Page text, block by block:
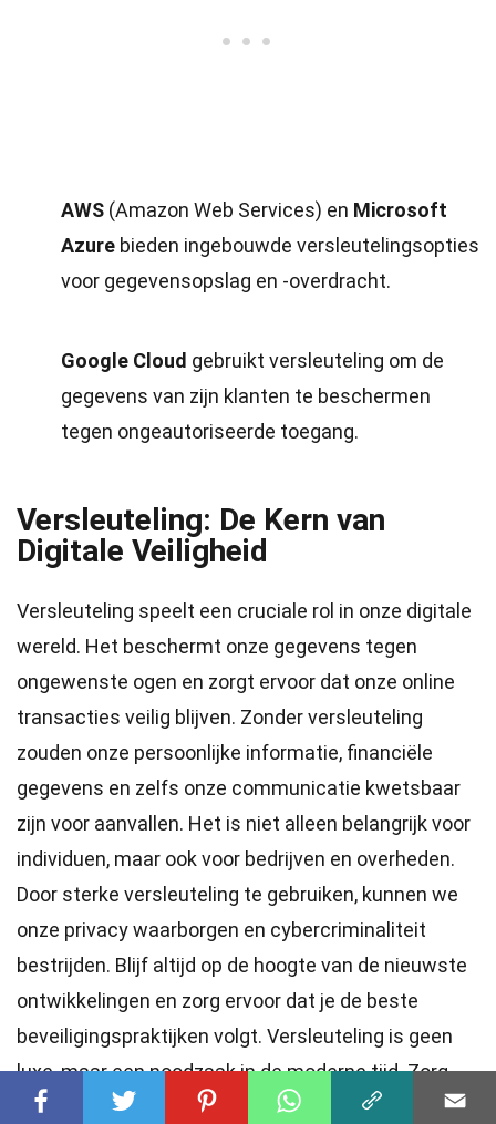
AWS (Amazon Web Services) en Microsoft
Azure bieden ingebouwde versleutelingsopties
voor gegevensopslag en -overdracht.
Google Cloud gebruikt versleuteling om de
gegevens van zijn klanten te beschermen
tegen ongeautoriseerde toegang.
Versleuteling: De Kern van
Digitale Veiligheid
Versleuteling speelt een cruciale rol in onze digitale
wereld. Het beschermt onze gegevens tegen
ongewenste ogen en zorgt ervoor dat onze online
transacties veilig blijven. Zonder versleuteling
zouden onze persoonlijke informatie, financiële
gegevens en zelfs onze communicatie kwetsbaar
zijn voor aanvallen. Het is niet alleen belangrijk voor
individuen, maar ook voor bedrijven en overheden.
Door sterke versleuteling te gebruiken, kunnen we
onze privacy waarborgen en cybercriminaliteit
bestrijden. Blijf altijd op de hoogte van de nieuwste
ontwikkelingen en zorg ervoor dat je de beste
beveiligingspraktijken volgt. Versleuteling is geen
luxe, maar een noodzaak in de moderne tijd. Zorg
ervoor dat je gegevens altijd beschermd zijn en